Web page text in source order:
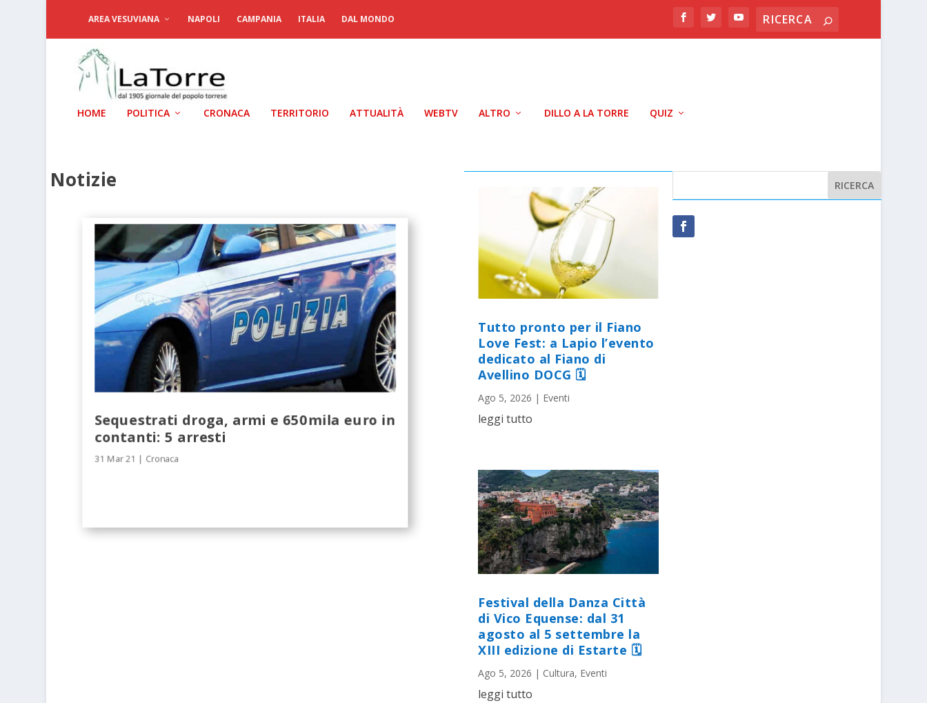
AREA VESUVIANA NAPOLI CAMPANIA ITALIA DAL MONDO
HOME POLITICA CRONACA TERRITORIO ATTUALITÀ WEBTV ALTRO DILLO A LA TORRE QUIZ
Notizie
Sequestrati droga, armi e 650mila euro in
contanti: 5 arresti
31 Mar 21 | Cronaca
Tutto pronto per il Fiano
Love Fest: a Lapio l’evento
dedicato al Fiano di
Avellino DOCG 🗓
Ago 5, 2026 | Eventi
leggi tutto
Festival della Danza Città
di Vico Equense: dal 31
agosto al 5 settembre la
XIII edizione di Estarte 🗓
Ago 5, 2026 | Cultura, Eventi
leggi tutto